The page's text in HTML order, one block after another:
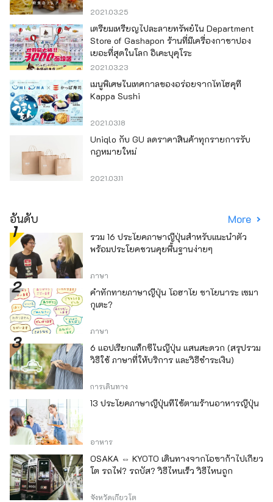
2021.03.25
เตรียมเหรียญไปละลายทรัพย์ใน Department
Store of Gashapon ร้านที่มีเครื่องกาชาปอง
เยอะที่สุดในโลก อิเคะบุคุโระ
2021.03.23
เมนูพิเศษในเทศกาลของอร่อยจากโทโฮคุที่
Kappa Sushi
2021.03.18
Uniqlo กับ GU ลดราคาสินค้าทุกรายการรับ
กฎหมายใหม่
2021.03.11
อันดับ More
รวม 16 ประโยคภาษาญี่ปุ่นสำหรับแนะนำตัว
พร้อมประโยคชวนคุยพื้นฐานง่ายๆ
ภาษา
คำทักทายภาษาญี่ปุ่น โอฮาโย ซาโยนาระ เซมา
กุเตะ?
ภาษา
6 แอปเรียกแท็กซี่ในญี่ปุ่น แสนสะดวก (สรุปรวม
วิธีใช้ ภาษาที่ให้บริการ และวิธีชำระเงิน)
การเดินทาง
13 ประโยคภาษาญี่ปุ่นที่ใช้ตามร้านอาหารญี่ปุ่น
อาหาร
OSAKA ⇔ KYOTO เดินทางจากโอซาก้าไปเกียว
โต รถไฟ? รถบัส? วิธีไหนเร็ว วิธีไหนถูก
จังหวัดเกียวโต